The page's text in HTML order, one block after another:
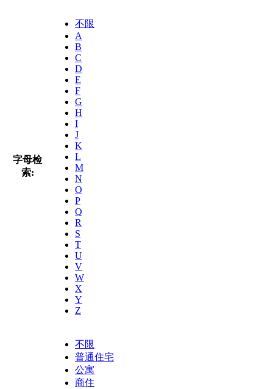
字母检
索:
不限
A
B
C
D
E
F
G
H
I
J
K
L
M
N
O
P
Q
R
S
T
U
V
W
X
Y
Z
不限
普通住宅
公寓
商住